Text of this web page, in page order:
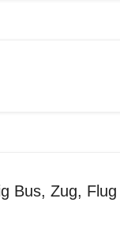
Bus, Zug,